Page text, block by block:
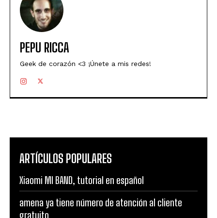
PEPU RICCA
Geek de corazón <3 ¡Únete a mis redes!
ARTÍCULOS POPULARES
Xiaomi MI BAND, tutorial en español
amena ya tiene número de atención al cliente
gratuito